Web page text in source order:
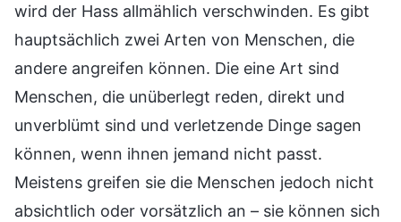
wird der Hass allmählich verschwinden. Es gibt
hauptsächlich zwei Arten von Menschen, die
andere angreifen können. Die eine Art sind
Menschen, die unüberlegt reden, direkt und
unverblümt sind und verletzende Dinge sagen
können, wenn ihnen jemand nicht passt.
Meistens greifen sie die Menschen jedoch nicht
absichtlich oder vorsätzlich an – sie können sich